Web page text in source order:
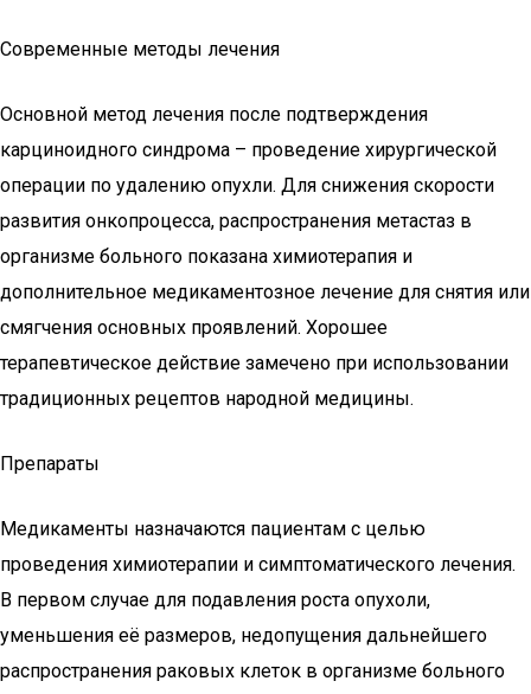
Современные методы лечения
Основной метод лечения после подтверждения
карциноидного синдрома – проведение хирургической
операции по удалению опухли. Для снижения скорости
развития онкопроцесса, распространения метастаз в
организме больного показана химиотерапия и
дополнительное медикаментозное лечение для снятия или
смягчения основных проявлений. Хорошее
терапевтическое действие замечено при использовании
традиционных рецептов народной медицины.
Препараты
Медикаменты назначаются пациентам с целью
проведения химиотерапии и симптоматического лечения.
В первом случае для подавления роста опухоли,
уменьшения её размеров, недопущения дальнейшего
распространения раковых клеток в организме больного